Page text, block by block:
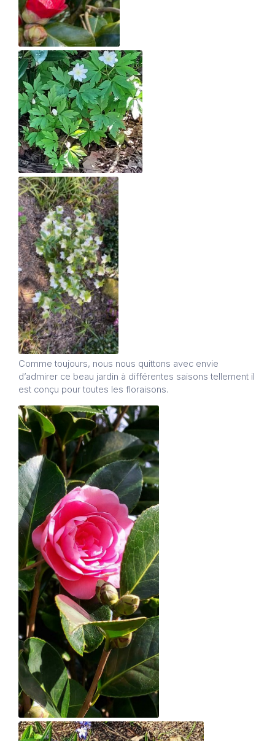
Comme toujours, nous nous quittons avec envie
d’admirer ce beau jardin à différentes saisons tellement il
est conçu pour toutes les floraisons.